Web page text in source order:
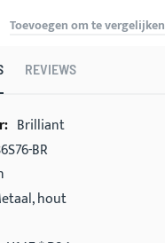
Toevoegen om te vergelijken
REVIEWS
Brilliant
BR
hout